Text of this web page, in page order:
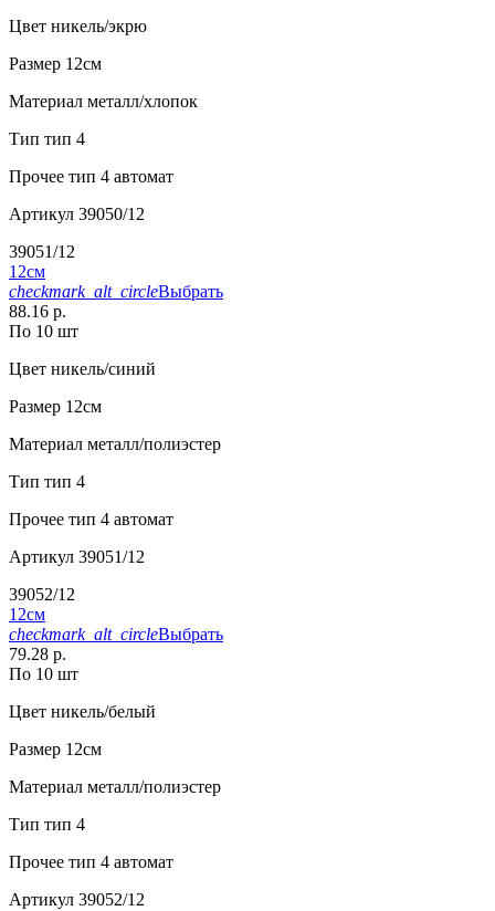
Цвет никель/экрю
Размер 12см
Материал металл/хлопок
Тип тип 4
Прочее тип 4 автомат
Артикул 39050/12
39051/12
12см
checkmark_alt_circleВыбрать
88.16 р.
По 10 шт
Цвет никель/синий
Размер 12см
Материал металл/полиэстер
Тип тип 4
Прочее тип 4 автомат
Артикул 39051/12
39052/12
12см
checkmark_alt_circleВыбрать
79.28 р.
По 10 шт
Цвет никель/белый
Размер 12см
Материал металл/полиэстер
Тип тип 4
Прочее тип 4 автомат
Артикул 39052/12